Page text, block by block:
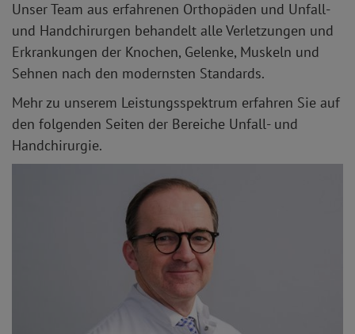
Unser Team aus erfahrenen Orthopäden und Unfall-
und Handchirurgen behandelt alle Verletzungen und
Erkrankungen der Knochen, Gelenke, Muskeln und
Sehnen nach den modernsten Standards.
Mehr zu unserem Leistungsspektrum erfahren Sie auf
den folgenden Seiten der Bereiche Unfall- und
Handchirurgie.